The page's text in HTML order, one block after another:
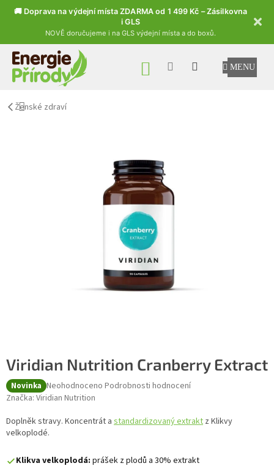
🚚 Doprava na výdejní místa ZDARMA od 1 499 Kč – Zásilkovna
i GLS
NOVĚ doručujeme i na GLS výdejní místa a do boxů.
Přejít na obsah
NÁKUPNÍ KOŠÍK
Ženské zdraví
Viridian Nutrition Cranberry Extract
Novinka Průměrné hodnocení produktu je 0,0 z 5 hvězdiček.
Neohodnoceno Podrobnosti hodnocení
Značka: Viridian Nutrition
Doplněk stravy. Koncentrát a standardizovaný extrakt z Klikvy
velkoplodé.
Klikva velkoplodá: prášek z plodů a 30% extrakt